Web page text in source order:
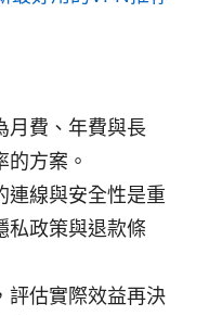
月費、年費與長
方案。
連線與安全性是重
私政策與退款條
評估實際效益再決